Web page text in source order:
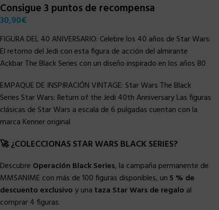
Consigue 3 puntos de recompensa
30,90€
FIGURA DEL 40 ANIVERSARIO: Celebre los 40 años de Star Wars:
El retorno del Jedi con esta figura de acción del almirante
Ackbar The Black Series con un diseño inspirado en los años 80
EMPAQUE DE INSPIRACIÓN VINTAGE: Star Wars The Black
Series Star Wars: Return of the Jedi 40th Anniversary Las figuras
clásicas de Star Wars a escala de 6 pulgadas cuentan con la
marca Kenner original
🚀 ¿COLECCIONAS STAR WARS BLACK SERIES?
Descubre Operación Black Series, la campaña permanente de
MMSANIME con más de 100 figuras disponibles, un5 % de
descuento exclusivo y una taza Star Wars de regalo al
comprar 4 figuras.